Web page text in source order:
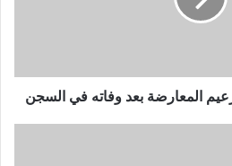
المعارضة بعد وفاته في السجن